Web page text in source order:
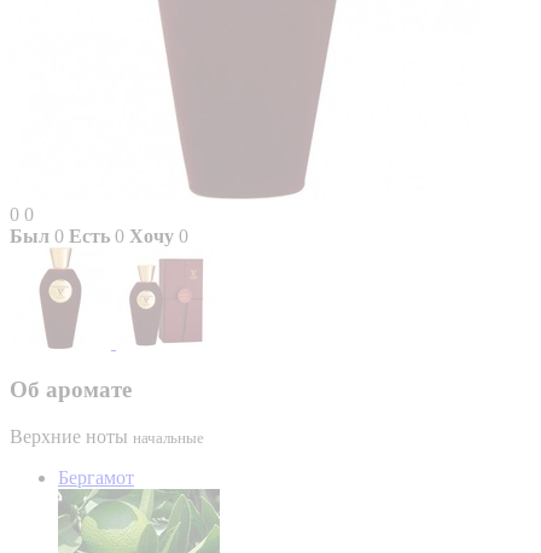
0 0
Был 0 Есть 0 Хочу 0
Об аромате
Верхние ноты начальные
Бергамот